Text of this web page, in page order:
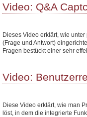
Video: Q&A
Dieses Video erklärt, wie
(Frage und Antwort)
Fragen bestückt einer sehr
Video:
Diese Video erklärt, wie man
löst, in dem die integrierte